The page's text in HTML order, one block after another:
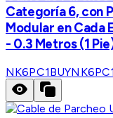
Categoría 6, con
Modular en Cada
- 0.3 Metros (1
NK6PC1BUY